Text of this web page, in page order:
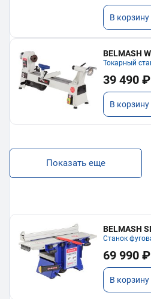
В корзину
BELMASH
Токарный
39 490 ₽
В корзину
Показать еще
BELMASH
Станок
69 990 ₽
В корзину